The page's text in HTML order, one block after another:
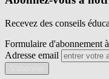
Recevez des conseils
Formulaire d'abonnement
Adresse email